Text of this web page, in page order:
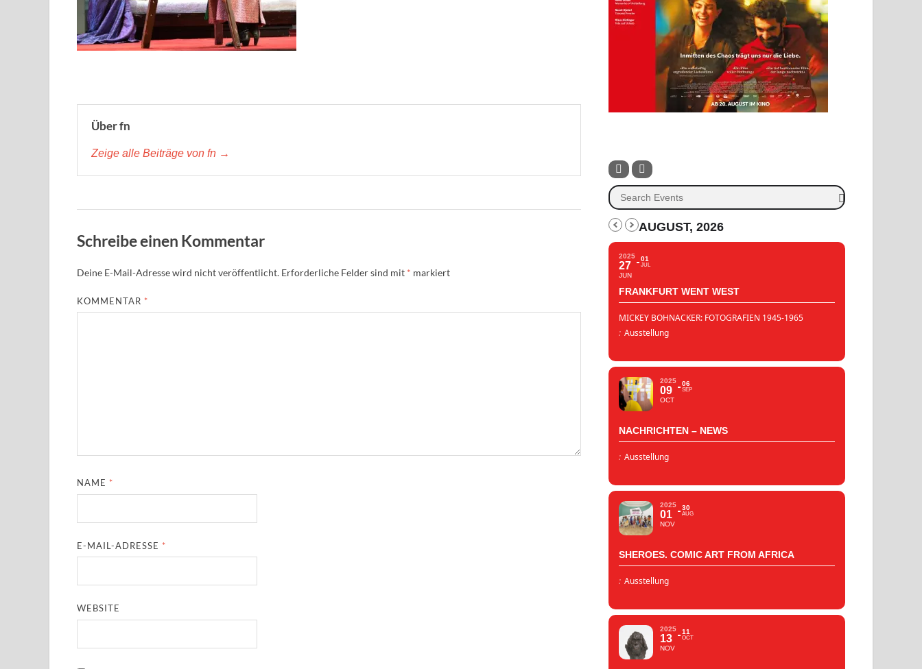
Über fn
Zeige alle Beiträge von fn →
Schreibe einen Kommentar
Deine E-Mail-Adresse wird nicht veröffentlicht. Erforderliche Felder sind mit * markiert
KOMMENTAR *
NAME *
E-MAIL-ADRESSE *
WEBSITE
AUGUST, 2026
2025
27
JUN
01
JUL
FRANKFURT WENT WEST
MICKEY BOHNACKER: FOTOGRAFIEN 1945-1965
: Ausstellung
2025
09
OCT
06
SEP
NACHRICHTEN – NEWS
: Ausstellung
2025
01
NOV
30
AUG
SHEROES. COMIC ART FROM AFRICA
: Ausstellung
2025
13
NOV
11
OCT